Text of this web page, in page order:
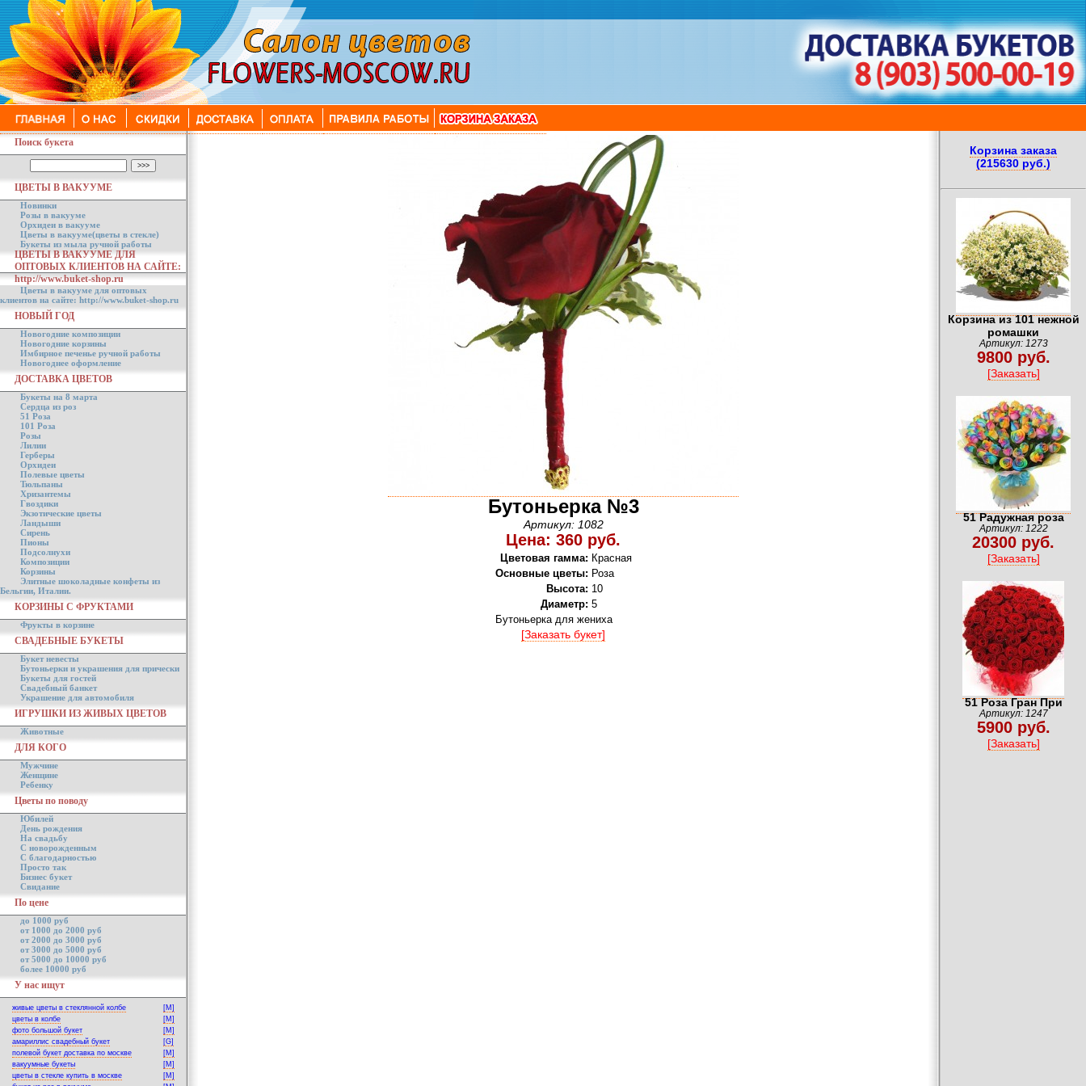
Поиск букета
ЦВЕТЫ В ВАКУУМЕ
Новинки
Розы в вакууме
Орхидеи в вакууме
Цветы в вакууме(цветы в стекле)
Букеты из мыла ручной работы
ЦВЕТЫ В ВАКУУМЕ ДЛЯ
ОПТОВЫХ КЛИЕНТОВ НА САЙТЕ:
http://www.buket-shop.ru
Цветы в вакууме для оптовых
клиентов на сайте: http://www.buket-shop.ru
НОВЫЙ ГОД
Новогодние композиции
Новогодние корзины
Имбирное печенье ручной работы
Новогоднее оформление
ДОСТАВКА ЦВЕТОВ
Букеты на 8 марта
Сердца из роз
51 Роза
101 Роза
Розы
Лилии
Герберы
Орхидеи
Полевые цветы
Тюльпаны
Хризантемы
Гвоздики
Экзотические цветы
Ландыши
Сирень
Пионы
Подсолнухи
Композиции
Корзины
Элитные шоколадные конфеты из
Бельгии, Италии.
КОРЗИНЫ С ФРУКТАМИ
Фрукты в корзине
СВАДЕБНЫЕ БУКЕТЫ
Букет невесты
Бутоньерки и украшения для прически
Букеты для гостей
Свадебный банкет
Украшение для автомобиля
ИГРУШКИ ИЗ ЖИВЫХ ЦВЕТОВ
Животные
ДЛЯ КОГО
Мужчине
Женщине
Ребенку
Цветы по поводу
Юбилей
День рождения
На свадьбу
С новорожденным
С благодарностью
Просто так
Бизнес букет
Свидание
По цене
до 1000 руб
от 1000 до 2000 руб
от 2000 до 3000 руб
от 3000 до 5000 руб
от 5000 до 10000 руб
более 10000 руб
У нас ищут
живые цветы в стеклянной колбе
[M]
цветы в колбе
[M]
фото большой букет
[M]
амариллис свадебный букет
[G]
полевой букет доставка по москве
[M]
вакуумные букеты
[M]
цветы в стекле купить в москве
[M]
Бутоньерка №3
Артикул: 1082
Цена: 360 руб.
Цветовая гамма: Красная
Основные цветы: Роза
Высота: 10
Диаметр: 5
Бутоньерка для жениха
[Заказать букет]
Корзина заказа
(215630 руб.)
Корзина из 101 нежной
ромашки
Артикул: 1273
9800 руб.
[Заказать]
51 Радужная роза
Артикул: 1222
20300 руб.
[Заказать]
51 Роза Гран При
Артикул: 1247
5900 руб.
[Заказать]